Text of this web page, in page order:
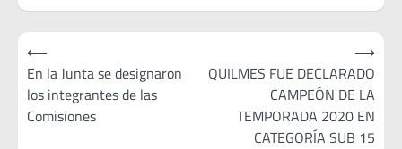
Navegación
de
entradas
⟵
En la Junta se designaron
los integrantes de las
Comisiones
QUILMES FUE DECLARADO
CAMPEÓN DE LA
TEMPORADA 2020 EN
CATEGORÍA SUB 15
⟶